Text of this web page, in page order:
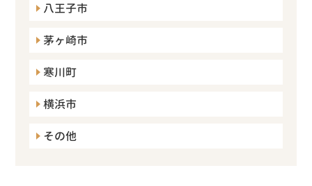
八王子市
茅ヶ崎市
寒川町
横浜市
その他